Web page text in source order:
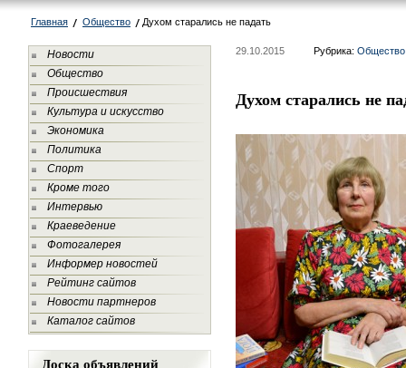
Главная Общество Духом старались не падать
Новости
Общество
Происшествия
Культура и искусство
Экономика
Политика
Спорт
Кроме того
Интервью
Краеведение
Фотогалерея
Информер новостей
Рейтинг сайтов
Новости партнеров
Каталог сайтов
Доска объявлений
29.10.2015 Рубрика: Общество
Духом старались не